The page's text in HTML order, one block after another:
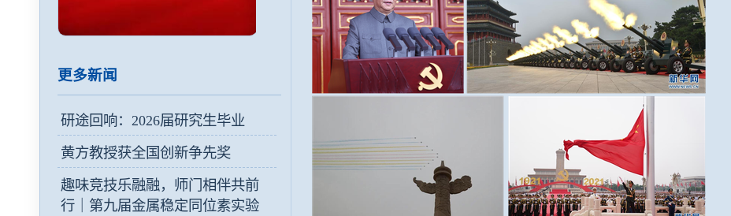
更多新闻
研途回响：2026届研究生毕业
黄方教授获全国创新争先奖
趣味竞技乐融融，师门相伴共前
行｜第九届金属稳定同位素实验